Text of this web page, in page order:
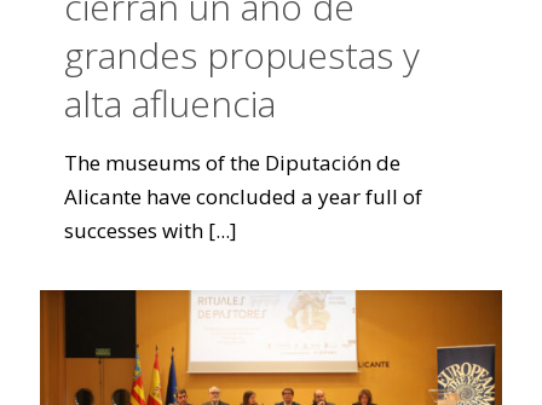
grandes propuestas y
alta afluencia
The museums of the Diputación de
Alicante have concluded a year full of
successes with [...]